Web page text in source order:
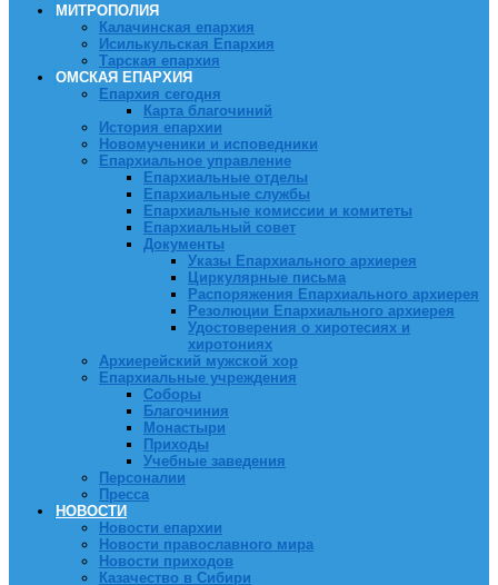
МИТРОПОЛИЯ
Калачинская епархия
Исилькульская Епархия
Тарская епархия
ОМСКАЯ ЕПАРХИЯ
Епархия сегодня
Карта благочиний
История епархии
Новомученики и исповедники
Епархиальное управление
Епархиальные отделы
Епархиальные службы
Епархиальные комиссии и комитеты
Епархиальный совет
Документы
Указы Епархиального архиерея
Циркулярные письма
Распоряжения Епархиального архиерея
Резолюции Епархиального архиерея
Удостоверения о хиротесиях и
хиротониях
Архиерейский мужской хор
Епархиальные учреждения
Соборы
Благочиния
Монастыри
Приходы
Учебные заведения
Персоналии
Пресса
НОВОСТИ
Новости епархии
Новости православного мира
Новости приходов
Казачество в Сибири